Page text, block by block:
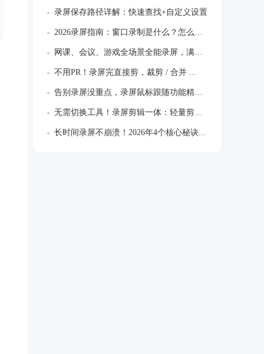
录屏保存路径详解：快速查找+自定义设置
2026录屏指南：窗口录制是什么？怎么使...
网课、会议、游戏全场景全能录屏，满足所有...
不用PR！录屏完直接剪，裁剪 / 合并 ...
告别录屏没重点，录屏鼠标跟随功能精准聚焦...
无需切换工具！录屏剪辑一体：轻量剪辑+字...
长时间录屏不崩溃！2026年4个核心秘诀...